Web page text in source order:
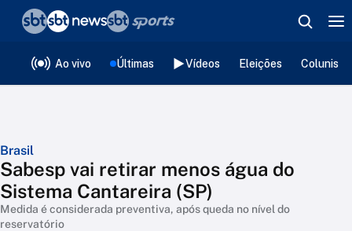
Ao vivo Últimas Vídeos Eleições
Brasil
Sabesp vai retirar menos água do
Sistema Cantareira (SP)
Medida é considerada preventiva, após queda no nível do
reservatório
❮voltar
Editorias